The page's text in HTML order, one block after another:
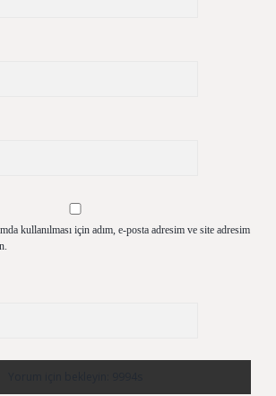
kullanılması için adım, e-posta adresim ve site adresim